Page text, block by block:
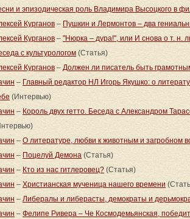
и эпизодическая роль Владимира Высоцкого в
Курганов – Пушкин и Лермонтов – два
Курганов – "Нюрка – дура!", или И снова о т. н.
с культурологом (Статья)
Курганов – Должен ли писатель быть
– Главный редактор НЛ Игорь Якушко: о
(Интервью)
– Король двух гетто. Беседа с Александром
– О литературе, любви к животным и загробном
– Поцелуй Демона (Статья)
– Кто из нас гитлеровец? (Статья)
– Христианская мученица нашего времени
– Либералы и либерасты, демократы и
– Фелипе Ривера – Че Космодемьянская,